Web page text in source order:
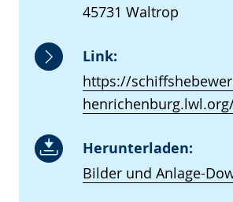
45731 Waltrop
Link:
https://
Herunterladen:
Bilder und Anlage-